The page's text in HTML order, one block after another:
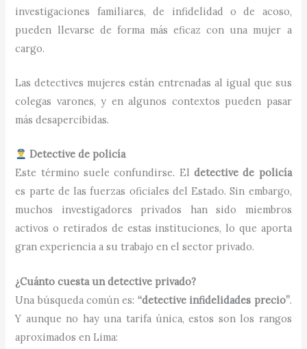
investigaciones familiares, de infidelidad o de acoso,
pueden llevarse de forma más eficaz con una mujer a
cargo.
Las detectives mujeres están entrenadas al igual que sus
colegas varones, y en algunos contextos pueden pasar
más desapercibidas.
Detective de policía
Este término suele confundirse. El detective de policía
es parte de las fuerzas oficiales del Estado. Sin embargo,
muchos investigadores privados han sido miembros
activos o retirados de estas instituciones, lo que aporta
gran experiencia a su trabajo en el sector privado.
¿Cuánto cuesta un detective privado?
Una búsqueda común es: “detective infidelidades precio”.
Y aunque no hay una tarifa única, estos son los rangos
aproximados en Lima: